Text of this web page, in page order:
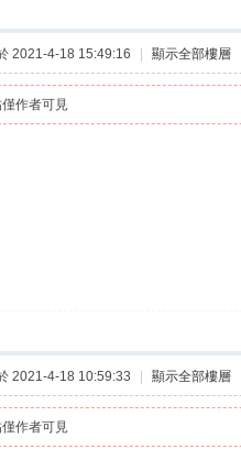
2021-4-18 15:49:16 顯示全部樓層
僅作者可見
2021-4-18 10:59:33 顯示全部樓層
僅作者可見